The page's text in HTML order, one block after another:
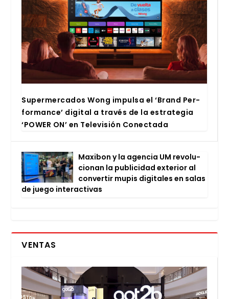
Super­mer­ca­dos Wong impul­sa el ‘Brand Per­
for­man­ce’ digi­tal a tra­vés de la estra­te­gia
‘POWER ON’ en Tele­vi­sión Conec­ta­da
Maxi­bon y la agen­cia UM revo­lu­
cio­nan la publi­ci­dad exte­rior al
con­ver­tir mupis digi­ta­les en salas
de jue­go inter­ac­ti­vas
VENTAS